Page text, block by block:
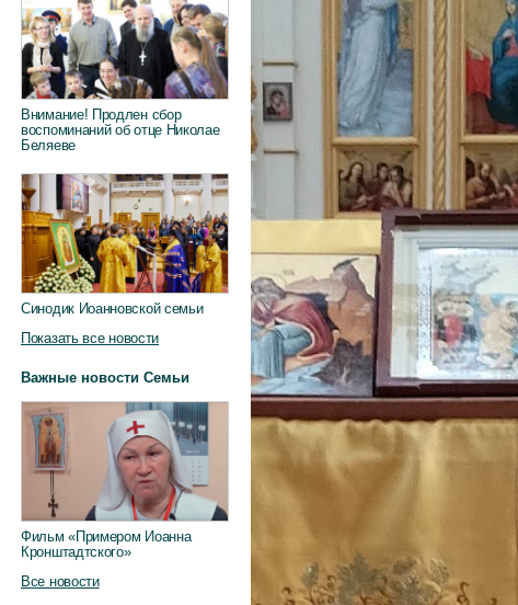
Внимание! Продлен сбор
воспоминаний об отце Николае
Беляеве
Синодик Иоанновской семьи
Показать все новости
Важные новости Семьи
Фильм «Примером Иоанна
Кронштадтского»
Все новости